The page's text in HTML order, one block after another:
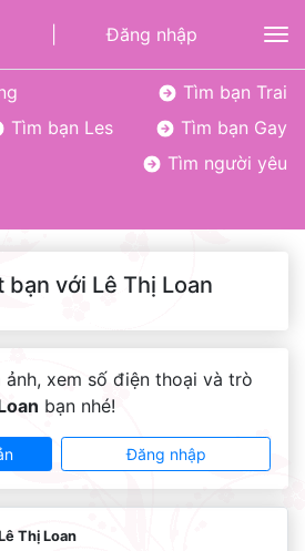
Đăng nhập
Tìm bạn Trai
Tìm bạn Les
Tìm bạn Gay
Tìm người yêu
bạn với Lê Thị Loan
xem số điện thoại và trò
bạn nhé!
Đăng nhập
Thị Loan